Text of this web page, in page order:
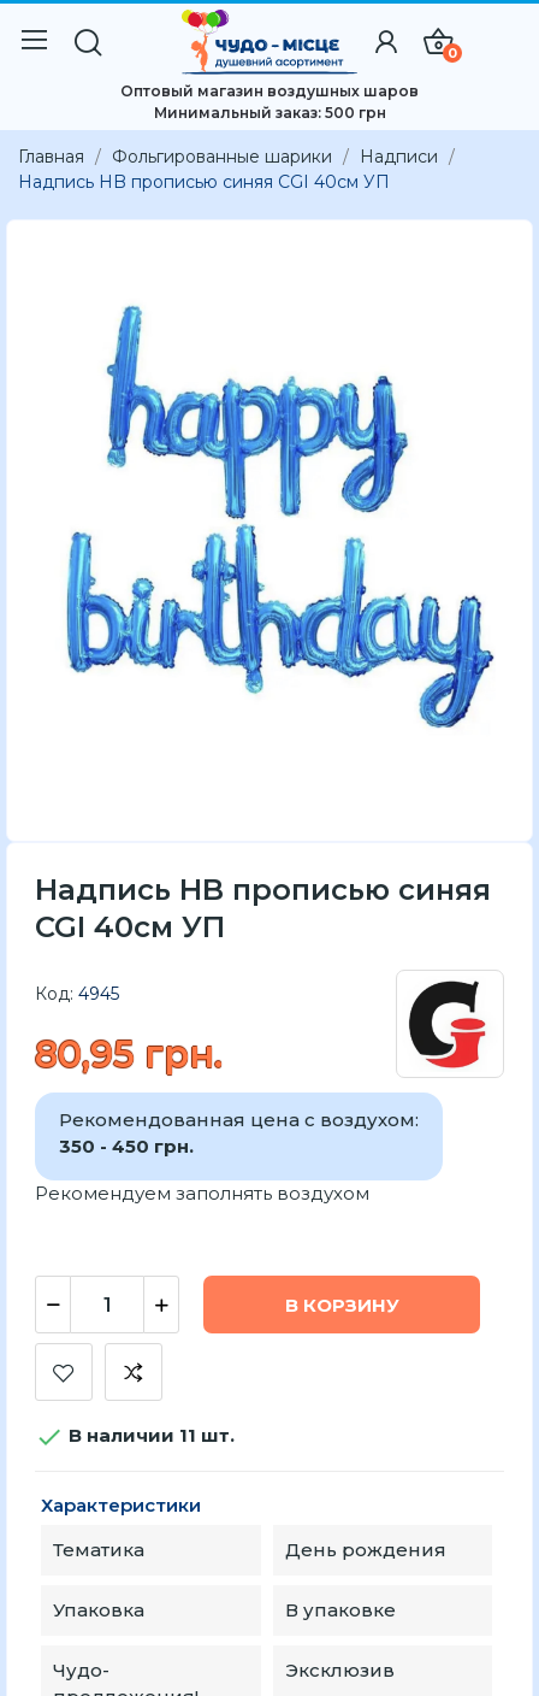
0
Оптовый магазин воздушных шаров
Минимальный заказ: 500 грн
Главная Фольгированные шарики
Надписи
Надпись HB прописью синяя CGI 40см УП
Надпись HB прописью синяя
CGI 40см УП
Код: 4945
80,95 грн.
Рекомендованная цена с воздухом:
350 - 450 грн.
Рекомендуем заполнять воздухом
В КОРЗИНУ
 В наличии 11 шт.
Характеристики
Тематика
День рождения
Упаковка В упаковке
Чудо-
Эксклюзив